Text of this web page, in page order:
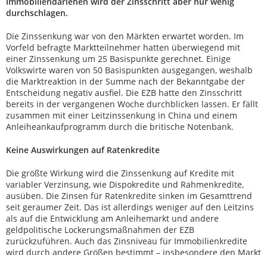
durchschlagen.
Die Zinssenkung war von den Märkten erwartet worden. Im
Vorfeld befragte Marktteilnehmer hatten überwiegend mit
einer Zinssenkung um 25 Basispunkte gerechnet. Einige
Volkswirte waren von 50 Basispunkten ausgegangen, weshalb
die Marktreaktion in der Summe nach der Bekanntgabe der
Entscheidung negativ ausfiel. Die EZB hatte den Zinsschritt
bereits in der vergangenen Woche durchblicken lassen. Er fällt
zusammen mit einer Leitzinssenkung in China und einem
Anleiheankaufprogramm durch die britische Notenbank.
Keine Auswirkungen auf Ratenkredite
Die größte Wirkung wird die Zinssenkung auf Kredite mit
variabler Verzinsung, wie Dispokredite und Rahmenkredite,
ausüben. Die Zinsen für Ratenkredite sinken im Gesamttrend
seit geraumer Zeit. Das ist allerdings weniger auf den Leitzins
als auf die Entwicklung am Anleihemarkt und andere
geldpolitische Lockerungsmaßnahmen der EZB
zurückzuführen. Auch das Zinsniveau für Immobilienkredite
wird durch andere Größen bestimmt – insbesondere den Markt